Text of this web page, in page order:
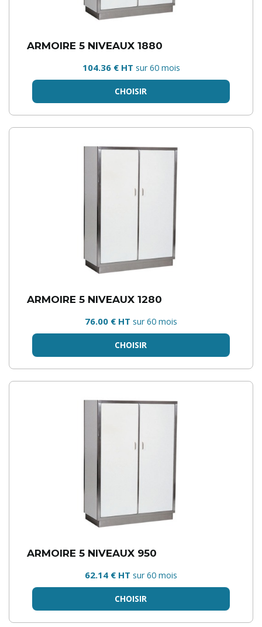
ARMOIRE 5 NIVEAUX 1880
104.36 € HT sur 60 mois
CHOISIR
ARMOIRE 5 NIVEAUX 1280
76.00 € HT sur 60 mois
CHOISIR
ARMOIRE 5 NIVEAUX 950
62.14 € HT sur 60 mois
CHOISIR